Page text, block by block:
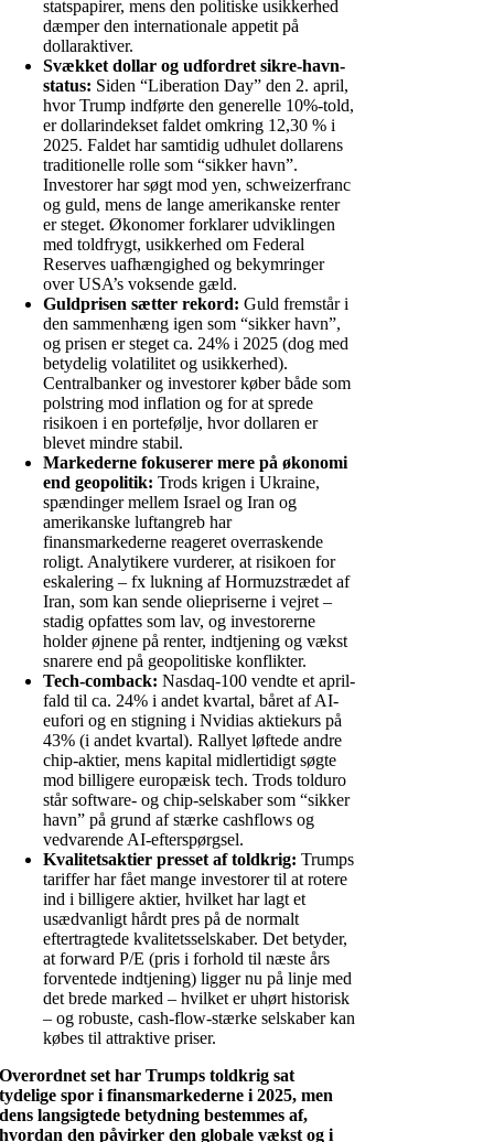
statspapirer, mens den politiske usikkerhed
dæmper den internationale appetit på
dollaraktiver.
Svækket dollar og udfordret sikre-havn-
status: Siden “Liberation Day” den 2. april,
hvor Trump indførte den generelle 10%-told,
er dollar­indekset faldet omkring 12,30 % i
2025. Faldet har samtidig udhulet dollarens
traditionelle rolle som “sikker havn”.
Investorer har søgt mod yen, schweizerfranc
og guld, mens de lange amerikanske renter
er steget. Økonomer forklarer udviklingen
med toldfrygt, usikkerhed om Federal
Reserves uafhængighed og bekymringer
over USA’s voksende gæld.
Guldprisen sætter rekord:Guld fremstår i
den sammenhæng igen som “sikker havn”,
og prisen er steget ca. 24% i 2025 (dog med
betydelig volatilitet og usikkerhed).
Centralbanker og investorer køber både som
polstring mod inflation og for at sprede
risikoen i en portefølje, hvor dollaren er
blevet mindre stabil.
Markederne fokuserer mere på økonomi
end geopolitik:Trods krigen i Ukraine,
spændinger mellem Israel og Iran og
amerikanske luftangreb har
finansmarkederne reageret overraskende
roligt. Analytikere vurderer, at risikoen for
eskalering – fx lukning af Hormuzstrædet af
Iran, som kan sende oliepriserne i vejret –
stadig opfattes som lav, og investorerne
holder øjnene på renter, indtjening og vækst
snarere end på geopolitiske konflikter.
Tech-comback:Nasdaq-100 vendte et april-
fald til ca. 24% i andet kvartal, båret af AI-
eufori og en stigning i Nvidias aktiekurs på
43% (i andet kvartal). Rallyet løftede andre
chip-aktier, mens kapital midlertidigt søgte
mod billigere europæisk tech. Trods tolduro
står software- og chip-selskaber som “sikker
havn” på grund af stærke cashflows og
vedvarende AI-efterspørgsel.
Kvalitetsaktier presset af toldkrig: Trumps
tariffer har fået mange investorer til at rotere
ind i billigere aktier, hvilket har lagt et
usædvanligt hårdt pres på de normalt
eftertragtede kvalitets­selskaber. Det betyder,
at forward P/E (pris i forhold til næste års
forventede indtjening) ligger nu på linje med
det brede marked – hvilket er uhørt historisk
– og robuste, cash-flow-stærke selskaber kan
købes til attraktive priser.
Overordnet set har Trumps toldkrig sat
tydelige spor i finansmarkederne i 2025, men
dens langsigtede betydning bestemmes af,
hvordan den påvirker den globale vækst og i